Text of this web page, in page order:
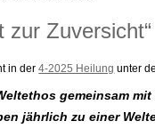
zur Zuversicht“
in der4-2025 Heilung unter
gemeinsam
jährlich zu einer